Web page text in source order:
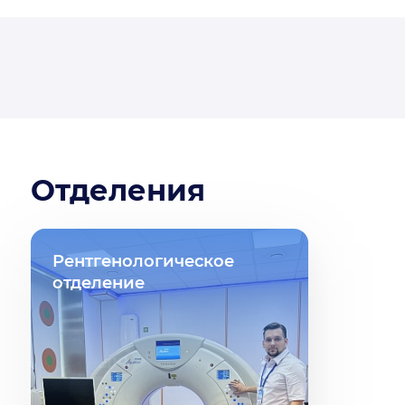
Отделения
Рентгенологическое
отделение